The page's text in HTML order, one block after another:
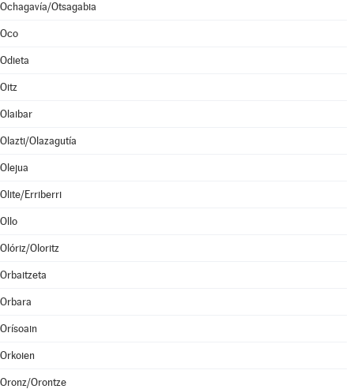
Ochagavía/Otsagabia
Oco
Odieta
Oitz
Olaibar
Olazti/Olazagutía
Olejua
Olite/Erriberri
Ollo
Olóriz/Oloritz
Orbaitzeta
Orbara
Orísoain
Orkoien
Oronz/Orontze